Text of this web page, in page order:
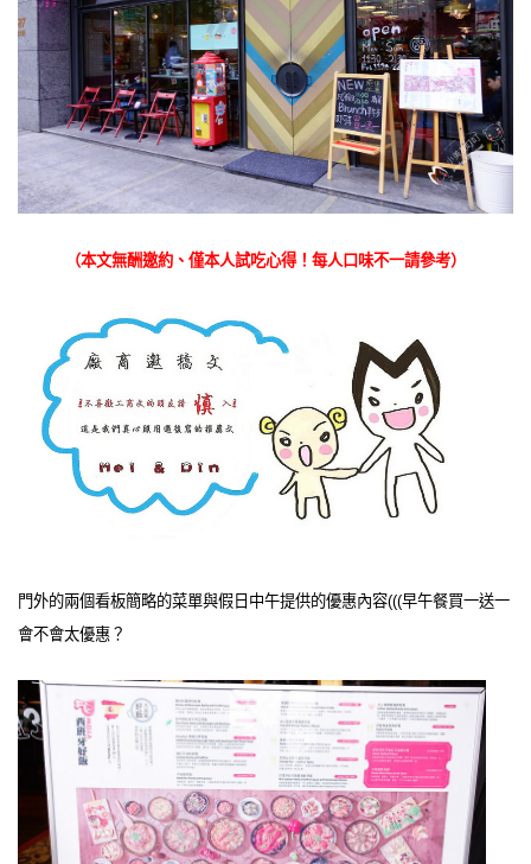
（本文無酬邀約、僅本人試吃心得！每人口味不一請參考）
門外的兩個看板簡略的菜單與假日中午提供的優惠內容(((早午餐買一送一
會不會太優惠？